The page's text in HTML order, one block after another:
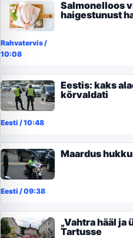
Salmonelloos
haigestunust
Rahvatervis/
10:08
Eestis: kaks
kõrvaldati
Eesti /10:48
Maardus
Eesti /09:38
„Vahtra hääl ja
Tartusse